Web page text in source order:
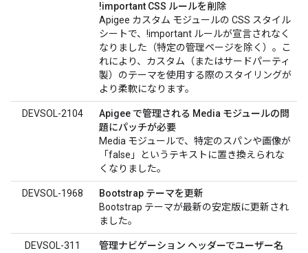
!important CSS ルールを削除
Apigee カスタム モジュールの CSS スタイル
シートで、!important ルールが宣言されなく
なりました（特定の管理ページを除く）。こ
れにより、カスタム（またはサードパーティ
製）のテーマを使用する際のスタイリングが
より柔軟になります。
DEVSOL-2104
Apigee で管理される Media モジュールの問
題にパッチが必要
Media モジュールで、特定のスパンや画像が
「false」というテキストに置き換えられな
くなりました。
DEVSOL-1968
Bootstrap テーマを更新
Bootstrap テーマが最新の安定版に更新され
ました。
DEVSOL-311
管理ナビゲーション ヘッダーでユーザー名